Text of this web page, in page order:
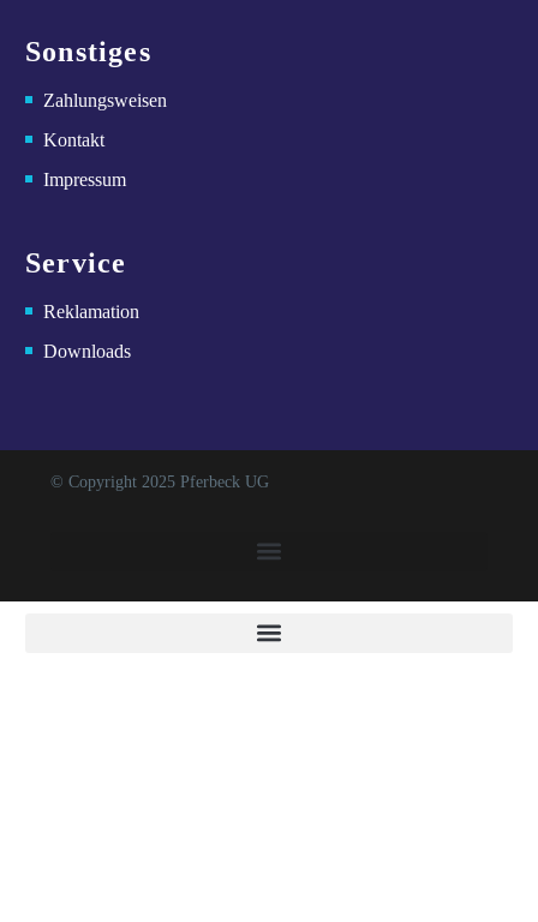
Sonstiges
Zahlungsweisen
Kontakt
Impressum
Service
Reklamation
Downloads
© Copyright 2025 Pferbeck UG